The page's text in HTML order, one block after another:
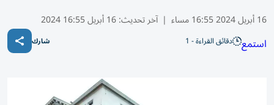
16 أبريل 2024 16:55 مساء | آخر تحديث:16 أبريل 16:55 2024
استمع دقائق القراءة - 1 شارك